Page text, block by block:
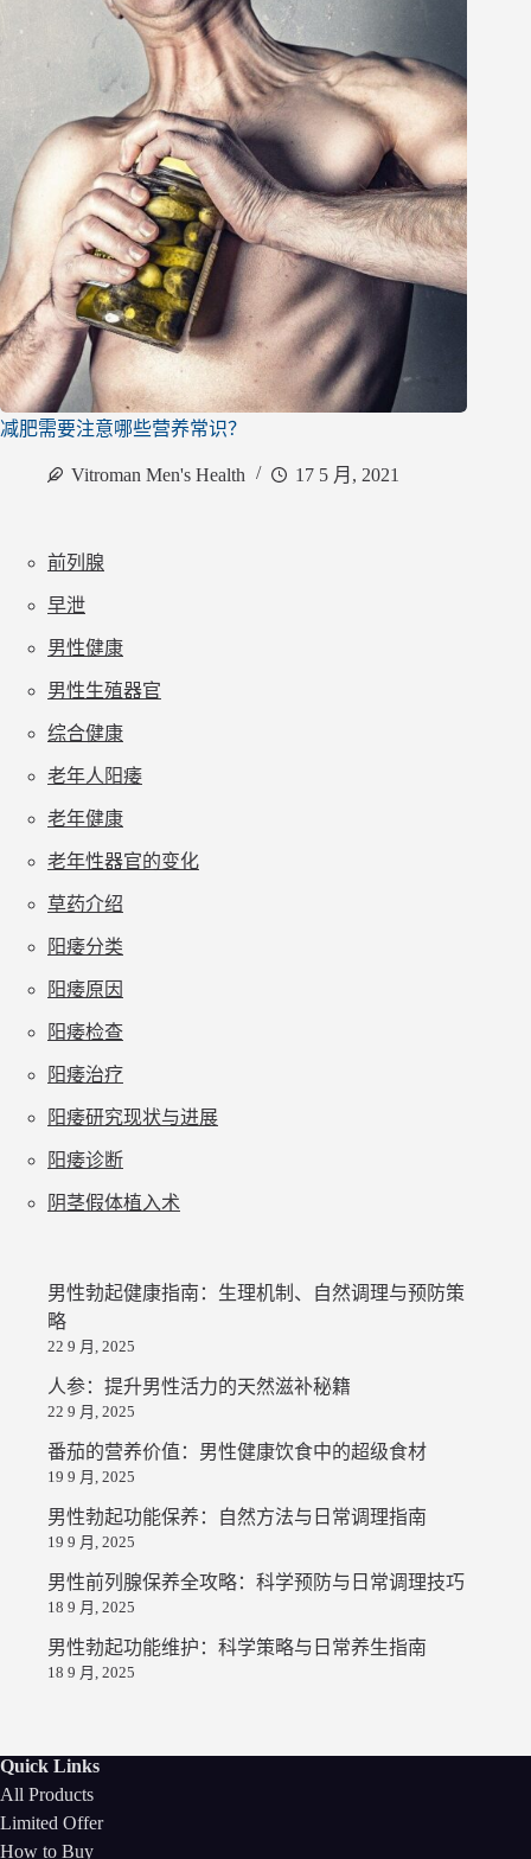
减肥需要注意哪些营养常识？
Vitroman Men's Health 17 5 月, 2021
前列腺
早泄
男性健康
男性生殖器官
综合健康
老年人阳痿
老年健康
老年性器官的变化
草药介绍
阳痿分类
阳痿原因
阳痿检查
阳痿治疗
阳痿研究现状与进展
阳痿诊断
阴茎假体植入术
男性勃起健康指南：生理机制、自然调理与预防策
略
22 9 月, 2025
人参：提升男性活力的天然滋补秘籍
22 9 月, 2025
番茄的营养价值：男性健康饮食中的超级食材
19 9 月, 2025
男性勃起功能保养：自然方法与日常调理指南
19 9 月, 2025
男性前列腺保养全攻略：科学预防与日常调理技巧
18 9 月, 2025
男性勃起功能维护：科学策略与日常养生指南
18 9 月, 2025
Quick Links
All Products
Limited Offer
How to Buy